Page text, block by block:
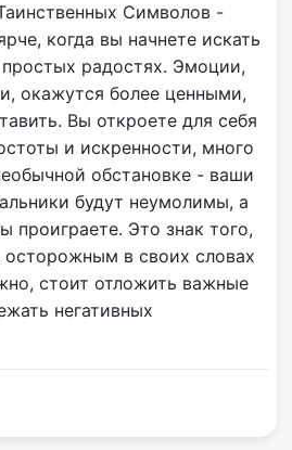
Символов -
когда вы начнете искать
радостях. Эмоции,
окажутся более ценными,
Вы откроете для себя
и искренности, много
обстановке - ваши
будут неумолимы, а
проиграете. Это знак того,
в своих словах
стоит отложить важные
негативных